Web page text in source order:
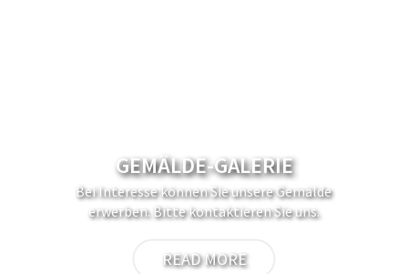
GEMÄLDE-GALERIE
Bei Interesse können Sie unsere Gemälde
erwerben. Bitte kontaktieren Sie uns.
READ MORE